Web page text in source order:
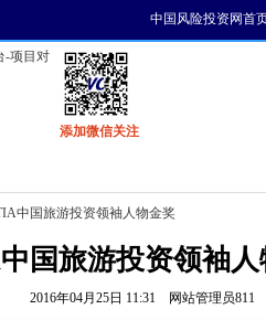
中国风险投资网首
添加微信关注
中国旅游投资领袖人物金奖
国旅游投资领袖人
2016年04月25日 11:31 网站管理员811